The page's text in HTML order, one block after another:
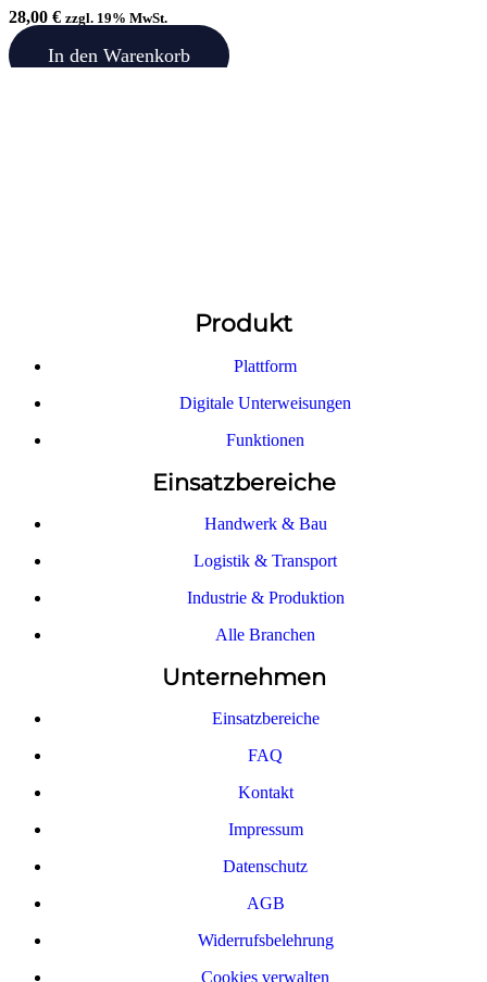
28,00 € zzgl. 19% MwSt.
In den Warenkorb
Produkt
Plattform
Digitale Unterweisungen
Funktionen
Einsatzbereiche
Handwerk & Bau
Logistik & Transport
Industrie & Produktion
Alle Branchen
Unternehmen
Einsatzbereiche
FAQ
Kontakt
Impressum
Datenschutz
AGB
Widerrufsbelehrung
Cookies verwalten